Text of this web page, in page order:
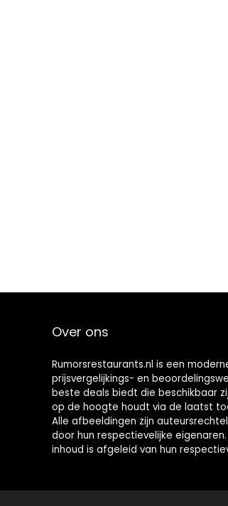
Over ons
Rumorsrestaurants.nl is een
prijsvergelijkings- en
beste deals biedt die beschikbaar
op de hoogte houdt via de laatst
Alle afbeeldingen zijn
door hun respectievelijke
inhoud is afgeleid van hun